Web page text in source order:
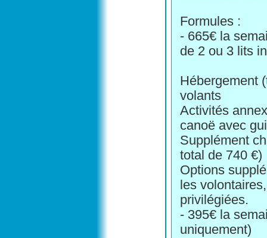
Formules :
- 665€ la
de 2 ou 3 lits
Hébergement
volants
Activités
canoë avec
Supplément
total de 740 €)
Options
les
privilégiées.
- 395€ la
uniquement)